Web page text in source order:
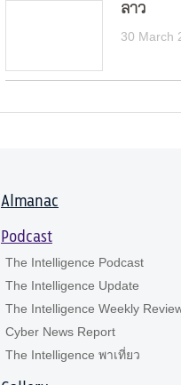
ลาว
30 March
Almanac
Podcast
The Intelligence Podcast
The Intelligence Update
The Intelligence Weekly
Cyber News Report
The Intelligence พาเที่ยว